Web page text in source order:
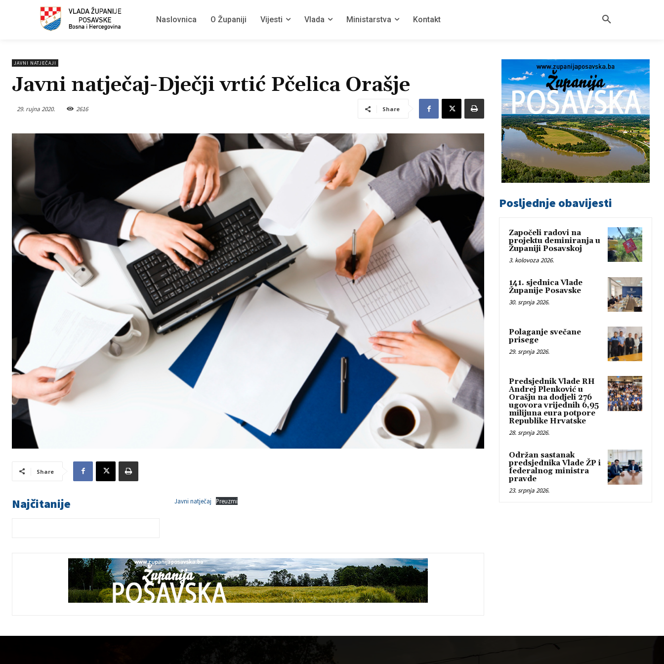
Naslovnica O Županiji Vijesti Vlada Ministarstva Kontakt
JAVNI NATJEČAJI
Javni natječaj-Dječji vrtić Pčelica Orašje
29. rujna 2020. 2616 Share
Share
Najčitanije Javni natječaj Preuzmi
Posljednje obavijesti
Započeli radovi na
projektu deminiranja u
Županiji Posavskoj
3. kolovoza 2026.
141. sjednica Vlade
Županije Posavske
30. srpnja 2026.
Polaganje svečane
prisege
29. srpnja 2026.
Predsjednik Vlade RH
Andrej Plenković u
Orašju na dodjeli 276
ugovora vrijednih 6,95
milijuna eura potpore
Republike Hrvatske
28. srpnja 2026.
Održan sastanak
predsjednika Vlade ŽP i
federalnog ministra
pravde
23. srpnja 2026.